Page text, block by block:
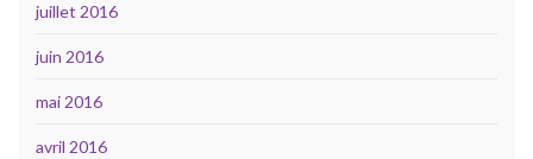
juillet 2016
juin 2016
mai 2016
avril 2016